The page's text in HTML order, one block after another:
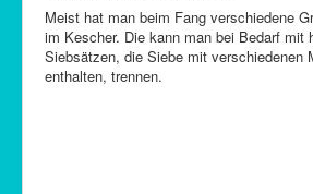
Meist hat man beim Fang verschiedene
im Kescher. Die kann man bei Bedarf mit
Siebsätzen, die Siebe mit verschiedenen
enthalten, trennen.